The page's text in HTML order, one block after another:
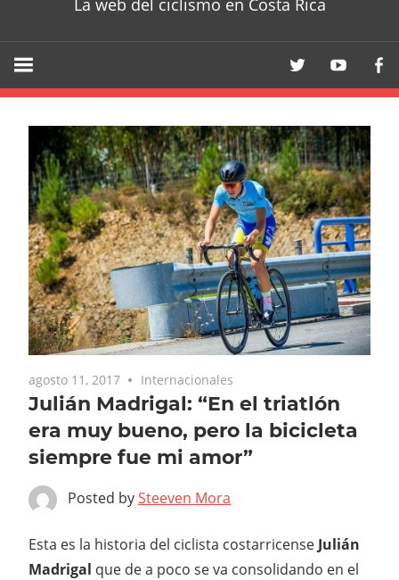
La web del ciclismo en Costa Rica
agosto 11, 2017 Internacionales
Julián Madrigal: “En el triatlón
era muy bueno, pero la bicicleta
siempre fue mi amor”
Posted bySteeven Mora
Esta es la historia del ciclista costarricense Julián
Madrigal que de a poco se va consolidando en el